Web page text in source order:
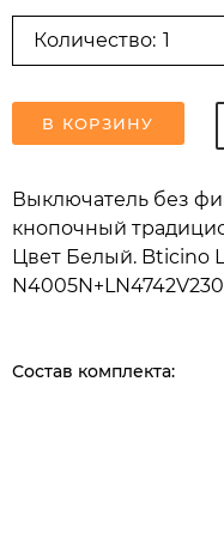
Количество:
В КОРЗИНУ
Выключатель без
кнопочный
Цвет Белый. Bticino
N4005N+LN4742V230
Состав комплекта: